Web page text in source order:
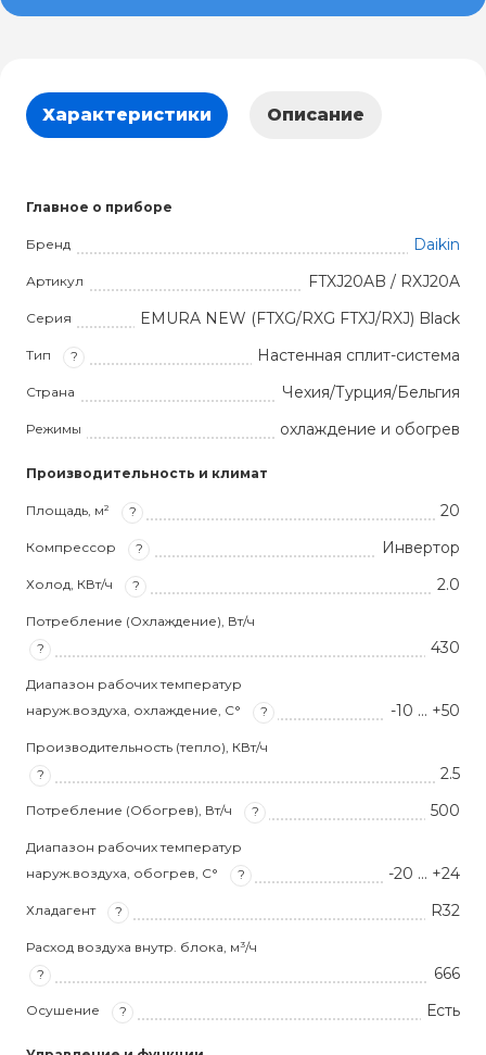
Характеристики Описание
Главное о приборе
Бренд Daikin
Артикул FTXJ20AB / RXJ20A
Серия EMURA NEW (FTXG/RXG FTXJ/RXJ) Black
Тип ? Настенная сплит-система
Страна Чехия/Турция/Бельгия
Режимы охлаждение и обогрев
Производительность и климат
Площадь, м² ? 20
Компрессор ? Инвертор
Холод, КВт/ч ? 2.0
Потребление (Охлаждение), Вт/ч
?
430
Диапазон рабочих температур
наруж.воздуха, охлаждение, С°
? -10 … +50
Производительность (тепло), КВт/ч
?
2.5
Потребление (Обогрев), Вт/ч ? 500
Диапазон рабочих температур
наруж.воздуха, обогрев, С°
? -20 … +24
Хладагент ? R32
Расход воздуха внутр. блока, м³/ч
?
666
Осушение ? Есть